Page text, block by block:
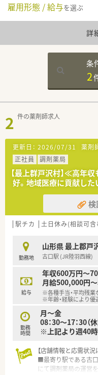
雇用形態 / 給与を選ぶ
詳
条
2
2 件の薬剤師求人
更新日： 2026/07/31 薬剤
正社員
調剤薬局
【最上群戸沢村】≪高年
好。地域医療に貢献した
検
駅チカ 土日休み(相談可含
勤務地
山形県 最上郡戸
古口駅 (JR陸羽西線)
給与
年収600万円～
月給500,000円
※各種手当・平均残業
※年齢・経験により優
勤務
時間
月～金
08：30～17：30（
※上記より週40
【店舗情報と応需状況
■最寄り駅である古
にて調剤薬局の運営を